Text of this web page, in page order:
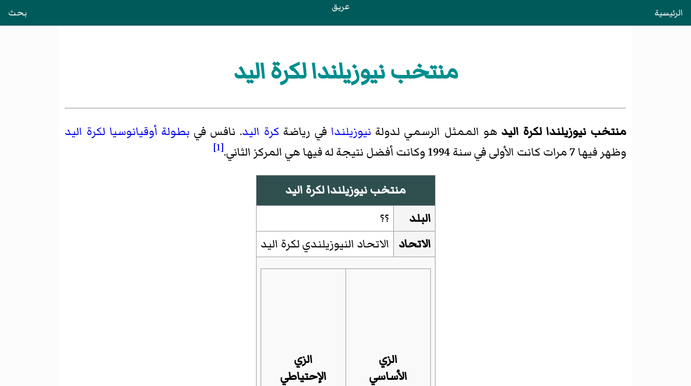
الرئيسية عريق بحث
منتخب نيوزيلندا لكرة اليد
منتخب نيوزيلندا لكرة اليد هو الممثل الرسمي لدولة نيوزيلندا في رياضة كرة اليد. نافس في بطولة أوقيانوسيا لكرة اليد
وظهر فيها 7 مرات كانت الأولى في سنة 1994 وكانت أفضل نتيجة له فيها هي المركز الثاني.
[1]
منتخب نيوزيلندا لكرة اليد
البلد
؟؟
الاتحاد
الاتحاد النيوزيلندي لكرة اليد
الزي
الأساسي
الزي
الإحتياطي